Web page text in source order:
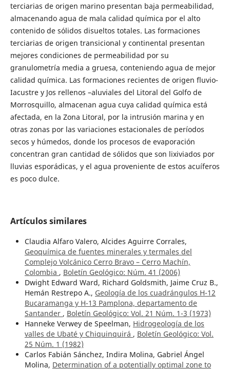
terciarias de origen marino presentan baja permeabilidad,
almacenando agua de mala calidad química por el alto
contenido de sólidos disueltos totales. Las formaciones
terciarias de origen transicional y continental presentan
mejores condiciones de permeabilidad por su
granulometría media a gruesa, conteniendo agua de mejor
calidad química. Las formaciones recientes de origen fluvio-
Iacustre y Jos rellenos –aluviales del Litoral del Golfo de
Morrosquillo, almacenan agua cuya calidad química está
afectada, en la Zona Litoral, por la intrusión marina y en
otras zonas por las variaciones estacionales de períodos
secos y húmedos, donde los procesos de evaporación
concentran gran cantidad de sólidos que son lixiviados por
lluvias esporádicas, y el agua proveniente de estos acuíferos
es poco dulce.
Artículos similares
Claudia Alfaro Valero, Alcides Aguirre Corrales,
Geoquímica de fuentes minerales y termales del
Complejo Volcánico Cerro Bravo – Cerro Machín,
Colombia , Boletín Geológico: Núm. 41 (2006)
Dwight Edward Ward, Richard Goldsmith, Jaime Cruz B.,
Hemán Restrepo A., Geología de los cuadrángulos H-12
Bucaramanga y H-13 Pamplona, departamento de
Santander , Boletín Geológico: Vol. 21 Núm. 1-3 (1973)
Hanneke Verwey de Speelman, Hidrogeología de los
valles de Ubaté y Chiquinquirá , Boletín Geológico: Vol.
25 Núm. 1 (1982)
Carlos Fabián Sánchez, Indira Molina, Gabriel Ángel
Molina, Determination of a potentially optimal zone to